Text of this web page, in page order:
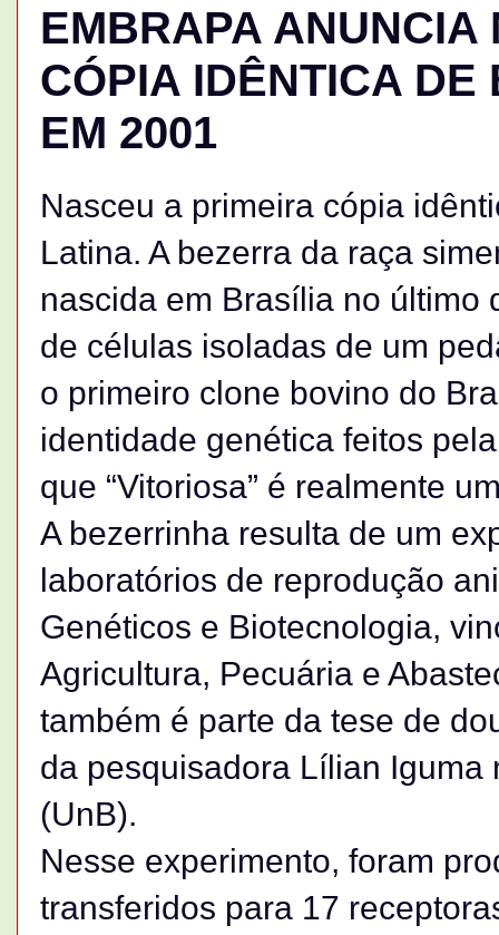
EMBRAPA ANUNCIA
CÓPIA IDÊNTICA
EM 2001
Nasceu a primeira cópia
Latina. A bezerra da raça
nascida em Brasília no último
de células isoladas de um
o primeiro clone bovino do
identidade genética feitos
que “Vitoriosa” é realmente
A bezerrinha resulta de um
laboratórios de reprodução
Genéticos e Biotecnologia,
Agricultura, Pecuária e
também é parte da tese de
da pesquisadora Lílian
(UnB).
Nesse experimento, foram
transferidos para 17